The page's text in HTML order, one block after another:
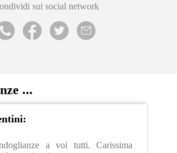
sui social network
...
a voi tutti. Carissima